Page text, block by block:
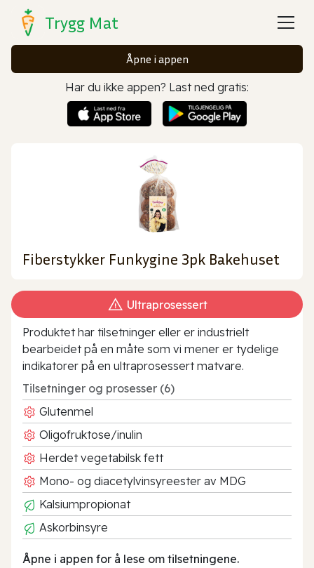
Trygg Mat
Åpne i appen
Har du ikke appen? Last ned gratis:
Fiberstykker Funkygine 3pk Bakehuset
Ultraprosessert
Produktet har tilsetninger eller er industrielt
bearbeidet på en måte som vi mener er tydelige
indikatorer på en ultraprosessert matvare.
Tilsetninger og prosesser (6)
Glutenmel
Oligofruktose/inulin
Herdet vegetabilsk fett
Mono- og diacetylvinsyreester av MDG
Kalsiumpropionat
Askorbinsyre
Åpne i appen for å lese om tilsetningene.